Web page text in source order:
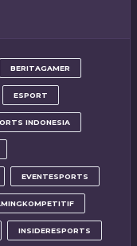
BERITAGAMER
ESPORT
INDONESIA
EVENTESPORTS
INSIDERESPORTS